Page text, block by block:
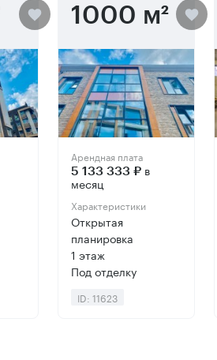
1000 м²
Арендная плата
5 133 333 ₽в
месяц
Характеристики
Открытая
планировка
1 этаж
Под отделку
ID: 11623